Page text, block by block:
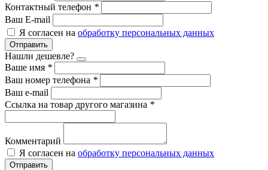
Контактный телефон *
Ваш E-mail
Я согласен на обработку персональных данных
Отправить
Нашли дешевле?
Ваше имя *
Ваш номер телефона *
Ваш e-mail
Ссылка на товар другого магазина *
Комментарий
Я согласен на обработку персональных данных
Отправить